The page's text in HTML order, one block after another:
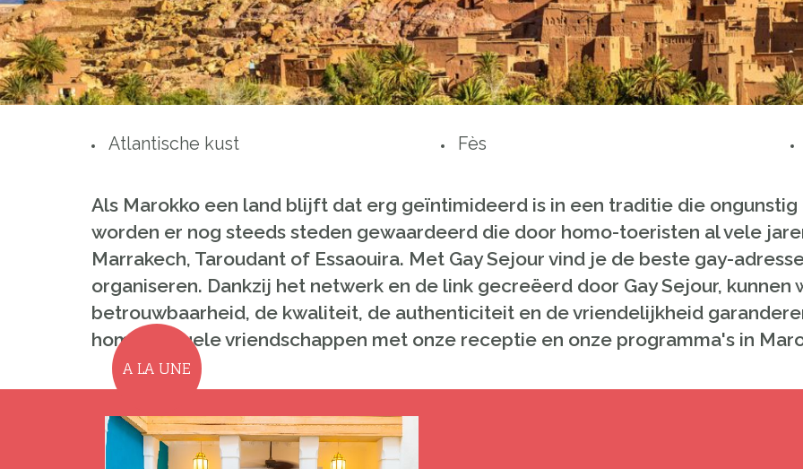
Atlantische kust Fès
Als Marokko een land blijft dat erg geïntimideerd is in een traditie die ongunstig
worden er nog steeds steden gewaardeerd die door homo-toeristen al vele
Marrakech, Taroudant of Essaouira. Met Gay Sejour vind je de beste gay-
organiseren. Dankzij het netwerk en de link gecreëerd door Gay Sejour, kunnen
betrouwbaarheid, de kwaliteit, de authenticiteit en de vriendelijkheid
homoseksuele vriendschappen met onze receptie en onze programma's in
A LA UNE